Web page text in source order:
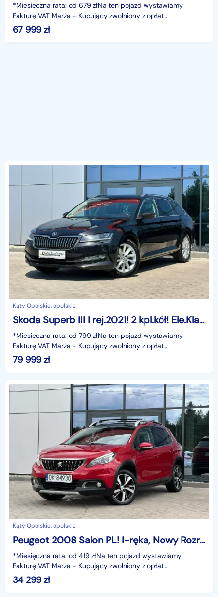
*Miesięczna rata: od 679 złNa ten pojazd wystawiamy
Fakturę VAT Marża - Kupujący zwolniony z opłat
skarbowych.Gwarancja: 6 miesięcy.Cechy szczególne:wersja
IQ D
67 999 zł
Kąty Opolskie, opolskie
Skoda Superb III I rej.2021! 2 kpl.kół! Ele.Klapa, Navi, LED, Alu, GWARANCJA,Bezwypad
*Miesięczna rata: od 799 złNa ten pojazd wystawiamy
Fakturę VAT Marża - Kupujący zwolniony z opłat
skarbowych.Gwarancja: 6 miesięcy.Cechy szczególne:I
rejestrac
79 999 zł
Kąty Opolskie, opolskie
Peugeot 2008 Salon PL! I-ręka, Nowy Rozrząd, Navi, Panorama, Półskóra,LED GWARANC
*Miesięczna rata: od 419 złNa ten pojazd wystawiamy
Fakturę VAT Marża - Kupujący zwolniony z opłat
skarbowych.Gwarancja: 6 miesięcy.Cechy
szczególne:Samochód kr
34 299 zł